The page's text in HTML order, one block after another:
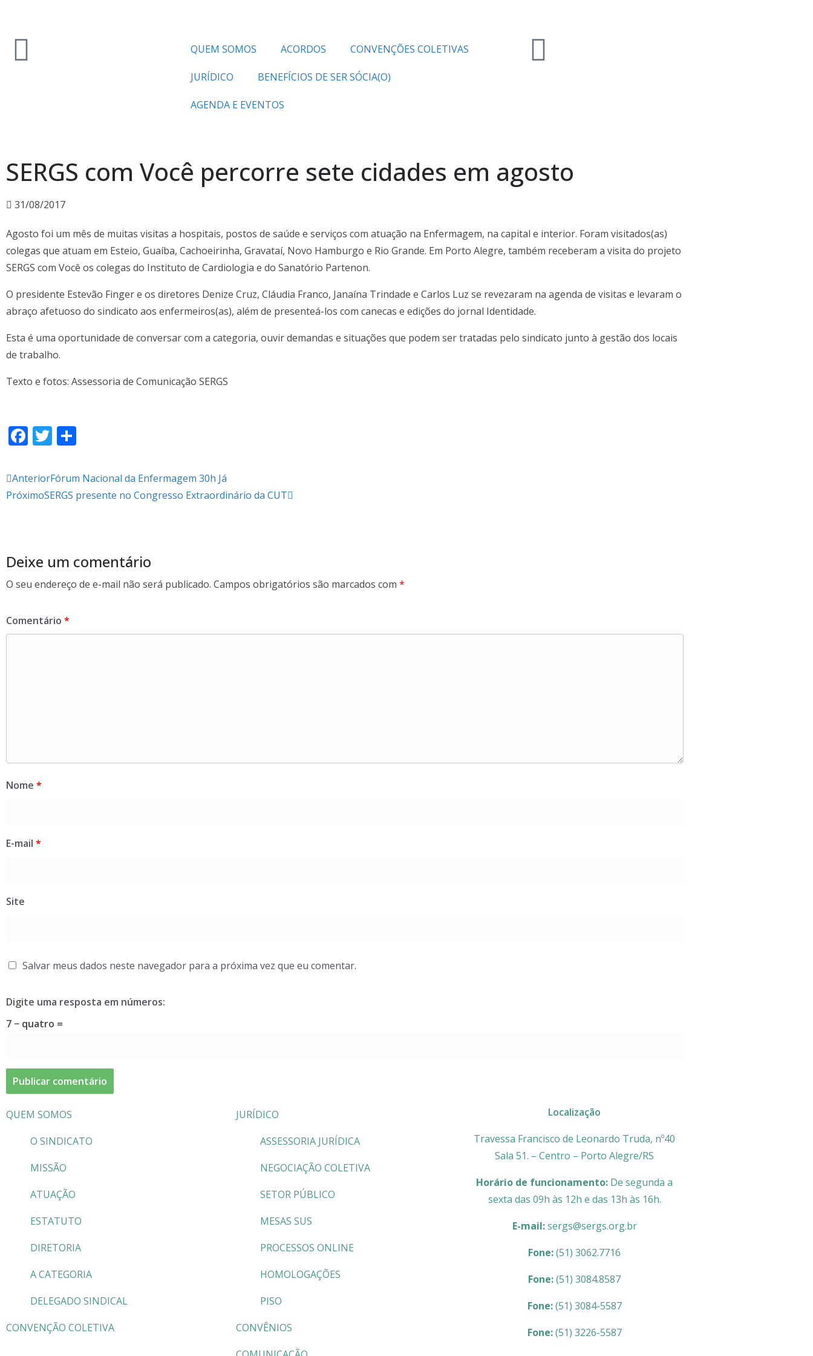
QUEM SOMOS ACORDOS CONVENÇÕES COLETIVAS
JURÍDICO BENEFÍCIOS DE SER SÓCIA(O)
AGENDA E EVENTOS
SERGS com Você percorre sete cidades em agosto
31/08/2017
Agosto foi um mês de muitas visitas a hospitais, postos de saúde e serviços com atuação na Enfermagem, na capital e interior. Foram visitados(as)
colegas que atuam em Esteio, Guaíba, Cachoeirinha, Gravataí, Novo Hamburgo e Rio Grande. Em Porto Alegre, também receberam a visita do projeto
SERGS com Você os colegas do Instituto de Cardiologia e do Sanatório Partenon.
O presidente Estevão Finger e os diretores Denize Cruz, Cláudia Franco, Janaína Trindade e Carlos Luz se revezaram na agenda de visitas e levaram o
abraço afetuoso do sindicato aos enfermeiros(as), além de presenteá-los com canecas e edições do jornal Identidade.
Esta é uma oportunidade de conversar com a categoria, ouvir demandas e situações que podem ser tratadas pelo sindicato junto à gestão dos locais
de trabalho.
Texto e fotos: Assessoria de Comunicação SERGS
F
e
b
T
itt
er
ar
e
AnteriorFórum Nacional da Enfermagem 30h Já
PróximoSERGS presente no Congresso Extraordinário da CUT
Deixe um comentário
O seu endereço de e-mail não será publicado. Campos obrigatórios são marcados com *
Comentário *
Nome *
E-mail *
Site
Salvar meus dados neste navegador para a próxima vez que eu comentar.
Digite uma resposta em números:
7 − quatro =
QUEM SOMOS
O SINDICATO
MISSÃO
ATUAÇÃO
ESTATUTO
DIRETORIA
A CATEGORIA
DELEGADO SINDICAL
CONVENÇÃO COLETIVA
JURÍDICO
ASSESSORIA JURÍDICA
NEGOCIAÇÃO COLETIVA
SETOR PÚBLICO
MESAS SUS
PROCESSOS ONLINE
HOMOLOGAÇÕES
PISO
CONVÊNIOS
Localização
Travessa Francisco de Leonardo Truda, nº40
Sala 51. – Centro – Porto Alegre/RS
Horário de funcionamento: De segunda a
sexta das 09h às 12h e das 13h às 16h.
E-mail:sergs@sergs.org.br
Fone:(51) 3062.7716
Fone:(51) 3084.8587
Fone:(51) 3084-5587
Fone:(51) 3226-5587